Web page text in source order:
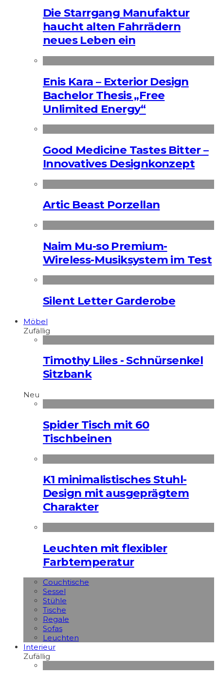
Die Starrgang Manufaktur
haucht alten Fahrrädern
neues Leben ein
Enis Kara – Exterior Design
Bachelor Thesis „Free
Unlimited Energy“
Good Medicine Tastes Bitter –
Innovatives Designkonzept
Artic Beast Porzellan
Naim Mu-so Premium-
Wireless-Musiksystem im Test
Silent Letter Garderobe
Möbel
Zufällig
Timothy Liles - Schnürsenkel
Sitzbank
Neu
Spider Tisch mit 60
Tischbeinen
K1 minimalistisches Stuhl-
Design mit ausgeprägtem
Charakter
Leuchten mit flexibler
Farbtemperatur
Couchtische
Sessel
Stühle
Tische
Regale
Sofas
Leuchten
Interieur
Zufällig